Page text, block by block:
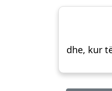
dhe, kur